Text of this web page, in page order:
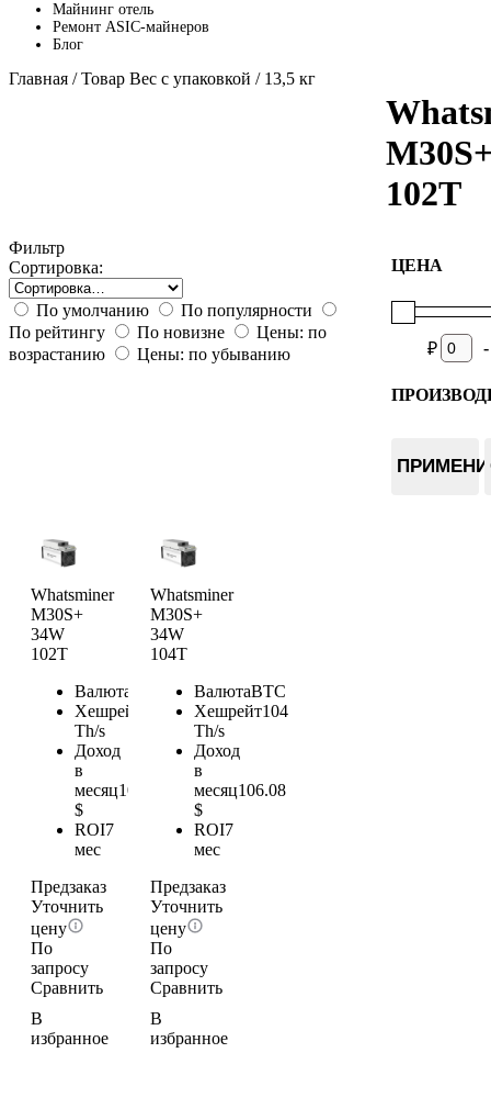
Майнинг отель
Ремонт ASIC-майнеров
Блог
Главная / Товар Вес с упаковкой / 13,5 кг
102T
Фильтр
Сортировка:
По умолчанию
По популярности
По рейтингу
По новизне
Цены: по
возрастанию
Цены: по убыванию
ЦЕНА
₽ -
Whatsminer
M30S+
34W
102T
Валюта
Хешрейт
Th/s
Доход
в
месяц104.04
$
ROI7
мес
Предзаказ
Уточнить
цену
По
запросу
Сравнить
В
избранное
Whatsminer
M30S+
34W
104T
ВалютаBTC
Хешрейт104
Th/s
Доход
в
месяц106.08
$
ROI7
мес
Предзаказ
Уточнить
цену
По
запросу
Сравнить
В
избранное